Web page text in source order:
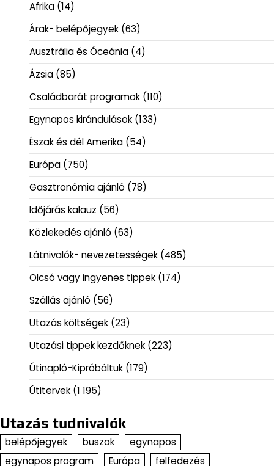
Afrika (14)
Árak- belépőjegyek (63)
Ausztrália és Óceánia (4)
Ázsia (85)
Családbarát programok (110)
Egynapos kirándulások (133)
Észak és dél Amerika (54)
Európa (750)
Gasztronómia ajánló (78)
Időjárás kalauz (56)
Közlekedés ajánló (63)
Látnivalók- nevezetességek (485)
Olcsó vagy ingyenes tippek (174)
Szállás ajánló (56)
Utazás költségek (23)
Utazási tippek kezdőknek (223)
Útinapló-Kipróbáltuk (179)
Útitervek (1 195)
Utazás tudnivalók
belépőjegyek buszok
egynapos
egynapos program
Európa felfedezés